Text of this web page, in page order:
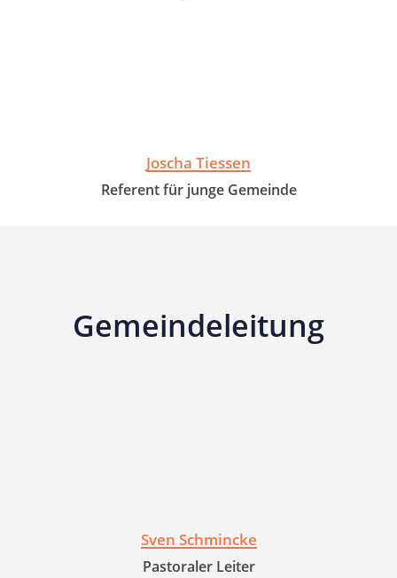
Joscha Tiessen
Referent für junge Gemeinde
Gemeindeleitung
Sven Schmincke
Pastoraler Leiter